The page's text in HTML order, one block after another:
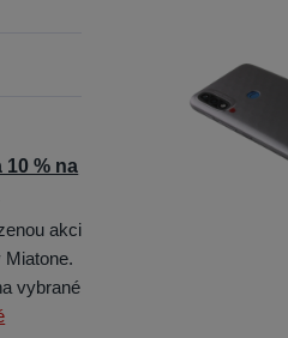
10 % na
akci
Miatone.
vybrané